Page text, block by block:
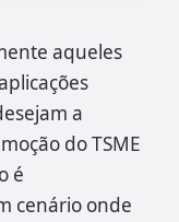
aqueles
a
do TSME
é
cenário onde